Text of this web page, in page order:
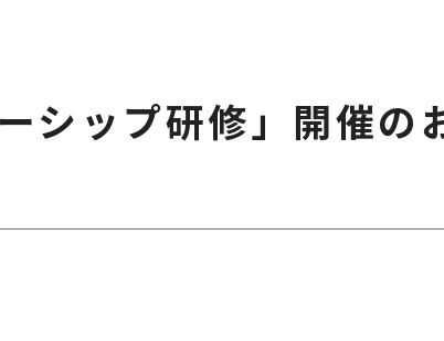
シップ研修」開催の